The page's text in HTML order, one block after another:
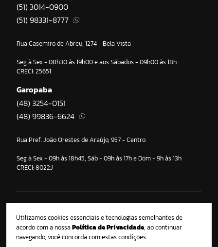
(51) 3014-0900
(51) 98331-8777
Rua Casemiro de Abreu, 1274 - Bela Vista
Seg à Sex - 08h30 às 19h00 e aos Sábados - 09h00 às 18h
CRECI: 25651
Garopaba
(48) 3254-0151
(48) 99836-6624
Rua Pref. João Orestes de Araújo, 957 - Centro
Seg à Sex - 09h às 18h45, Sáb - 09h às 17h e Dom - 9h às 13h
CRECI: 8022J
Cada vez mais inovadora, a Imobiliária Noblesse aposta em tecnologia e
marketing estratégico, para garantir o melhor negócio aos seus clientes,
mantendo os pilares que a consolidaram como uma das grandes marcas
do mercado imobiliário gaúcho: imóveis impecáveis em localizações
privilegiadas, atendimento personalizado por meio de corretores
Utilizamos cookies essenciais e tecnologias semelhantes de
acordo com a nossaPolítica de Privacidade, ao continuar
navegando, você concorda com estas condições.